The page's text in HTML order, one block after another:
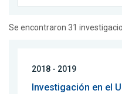
Se encontraron 31
2018 - 2019
Investigación en el